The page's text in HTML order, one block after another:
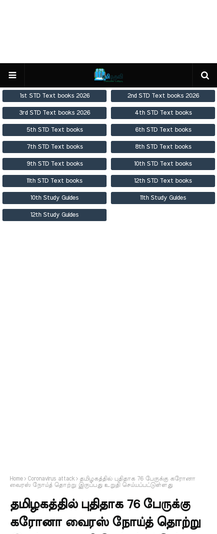
1st STD Text books 2026 2nd STD Text books 2026
3rd STD Text books 2026 4th STD Text books
5th STD Text books 6th STD Text books
7th STD Text books 8th STD Text books
9th STD Text books 10th STD Text books
11th STD Text books 12th STD Text books
10th Study Guides 11th Study Guides
12th Study Guides
Home Coronavirus attack
தமிழகத்தில் புதிதாக 76 பேருக்கு கரோனா
வைரஸ் நோய்த் தொற்று இருப்பது உறுதி செய்யப்பட்டுள்ளது
தமிழகத்தில் புதிதாக 76 பேருக்கு
கரோனா வைரஸ் நோய்த் தொற்று